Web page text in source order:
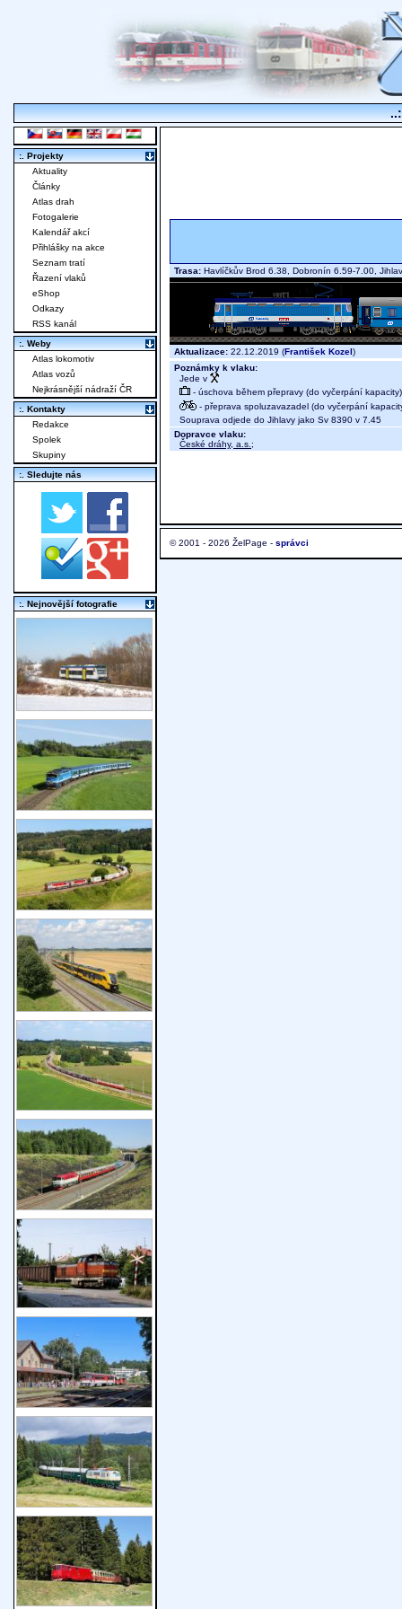
Trasa: Havlíčkův Brod 6.38, Dobronín 6.59-7.00,
Aktualizace: 22.12.2019 (František Kozel)
Poznámky k vlaku:
Jede v
- úschova během přepravy (do vyčerpání kapacity)
- přeprava spoluzavazadel (do vyčerpání
Souprava odjede do Jihlavy jako Sv 8390 v 7.45
Dopravce vlaku:
České dráhy, a.s. ;
© 2001 - 2026 ŽelPage - správci
:. Projekty
Aktuality
Články
Atlas drah
Fotogalerie
Kalendář akcí
Přihlášky na akce
Seznam tratí
Řazení vlaků
eShop
Odkazy
RSS kanál
:. Weby
Atlas lokomotiv
Atlas vozů
Nejkrásnější nádraží ČR
:. Kontakty
Redakce
Spolek
Skupiny
:. Sledujte nás
:. Nejnovější fotografie